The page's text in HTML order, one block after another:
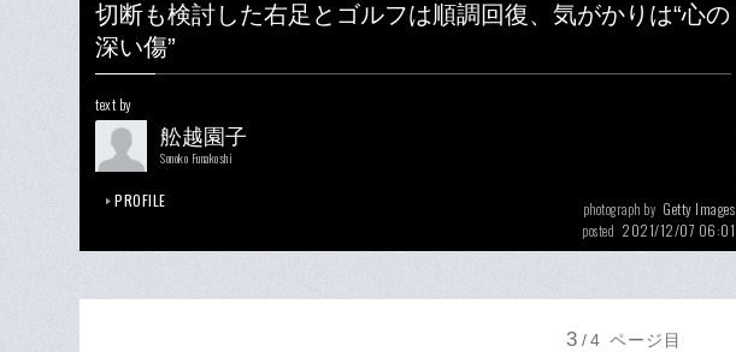
切断も検討した右足とゴルフは順調回復、気がかりは“心の
深い傷”
text by
舩越園子
Sonoko Funakoshi
PROFILE photograph by Getty Images
posted 2021/12/07 06:01
3 /4 ページ目